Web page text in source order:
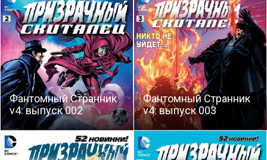
Фантомный Странник
v4: выпуск 002
Фантомный Странник
v4: выпуск 003